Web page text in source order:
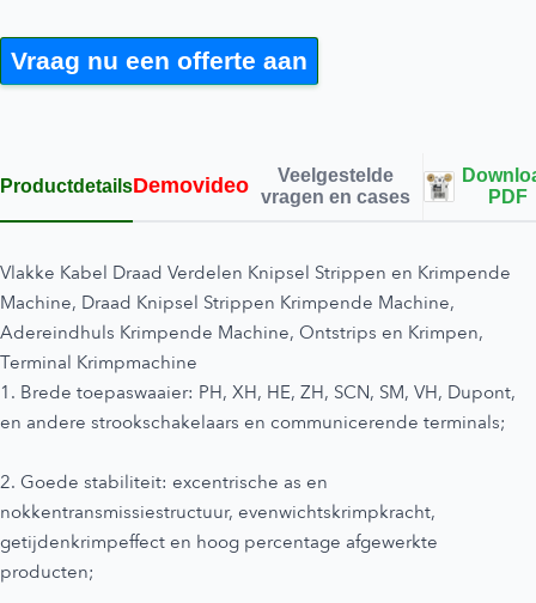
Vraag nu een offerte aan
ProductdetailsDemovideo
Veelgestelde
vragen en cases
PDF
Vlakke Kabel Draad Verdelen Knipsel Strippen en Krimpende
Machine, Draad Knipsel Strippen Krimpende Machine,
Adereindhuls Krimpende Machine, Ontstrips en Krimpen,
Terminal Krimpmachine
1. Brede toepaswaaier: PH, XH, HE, ZH, SCN, SM, VH, Dupont,
en andere strookschakelaars en communicerende terminals;
2. Goede stabiliteit: excentrische as en
nokkentransmissiestructuur, evenwichtskrimpkracht,
getijdenkrimpeffect en hoog percentage afgewerkte
producten;